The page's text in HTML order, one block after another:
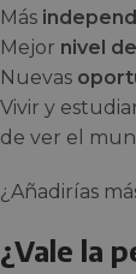
Más
Mejor nivel
Nuevas
Vivir y
de ver el
¿Añadirías
¿Vale la